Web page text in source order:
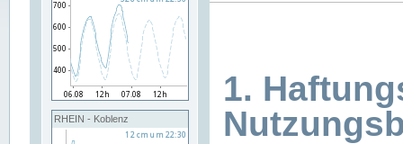
RHEIN - Koblenz
1.